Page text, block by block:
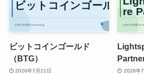
ビットコインゴールド
（BTG）
2026年7月21日 2026年